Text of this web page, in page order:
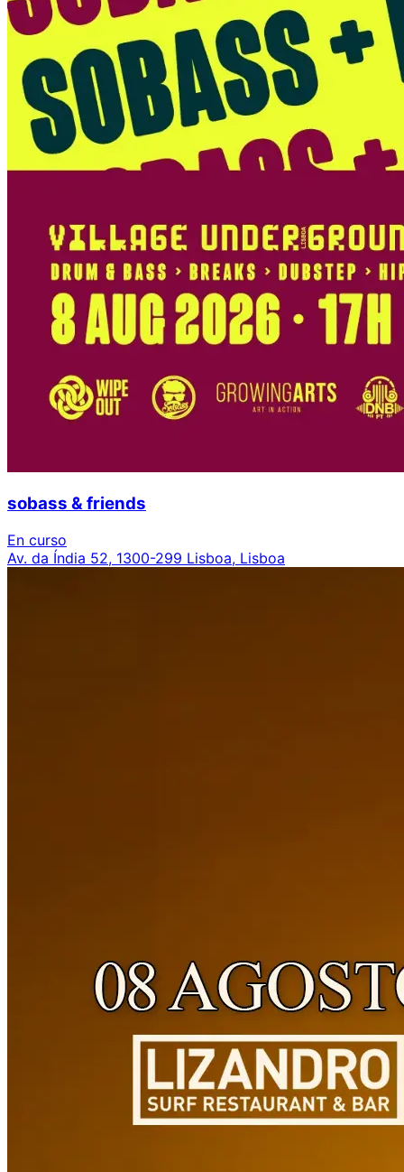
sobass & friends
En curso
Av. da Índia 52, 1300-299 Lisboa, Lisboa